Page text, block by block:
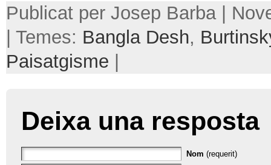
Publicat per Josep Barba |
| Temes: Bangla Desh,
Paisatgisme
Deixa una resposta
Nom (requerit)